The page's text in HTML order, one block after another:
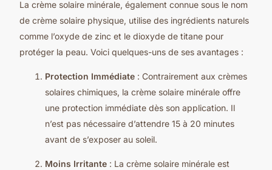
La crème solaire minérale, également connue sous le nom
de crème solaire physique, utilise des ingrédients naturels
comme l’oxyde de zinc et le dioxyde de titane pour
protéger la peau. Voici quelques-uns de ses avantages :
Protection Immédiate: Contrairement aux crèmes
solaires chimiques, la crème solaire minérale offre
une protection immédiate dès son application. Il
n’est pas nécessaire d’attendre 15 à 20 minutes
avant de s’exposer au soleil.
Moins Irritante: La crème solaire minérale est